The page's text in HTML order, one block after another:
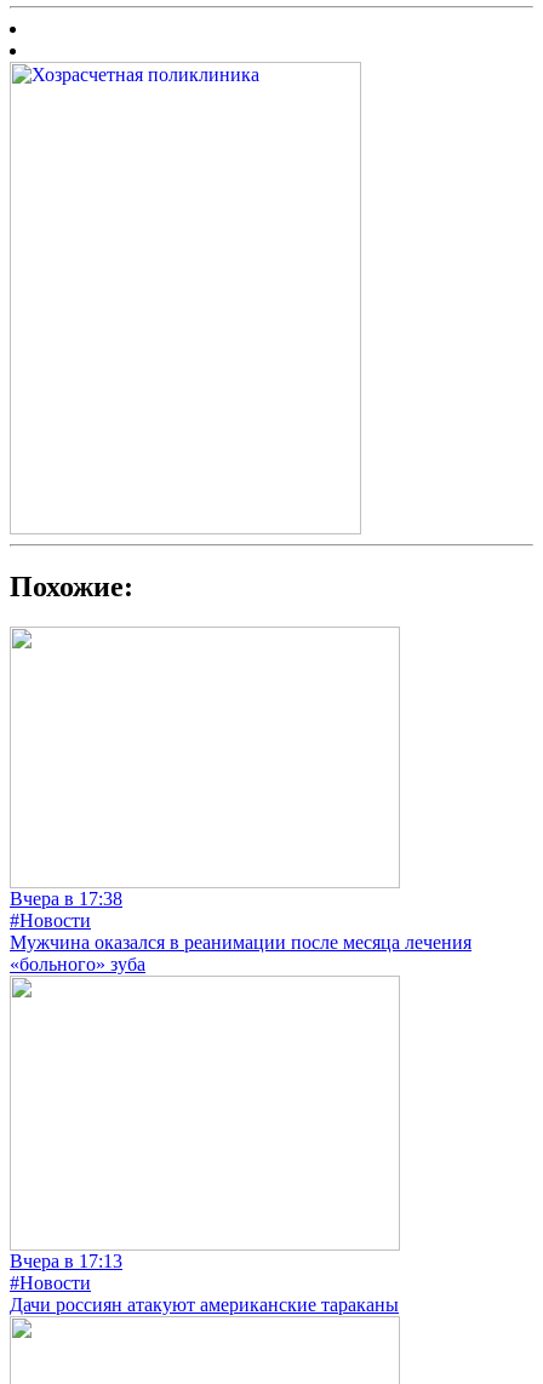
Похожие:
Вчера в 17:38
#Новости
Мужчина оказался в реанимации после месяца лечения
«больного» зуба
Вчера в 17:13
#Новости
Дачи россиян атакуют американские тараканы